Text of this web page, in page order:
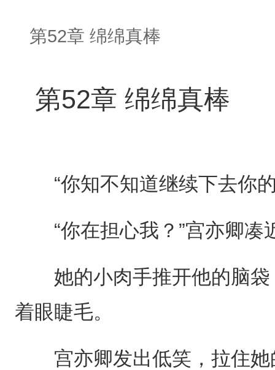
第52章 绵绵真棒
第52章 绵绵真棒
“你知不知道继续下去你的
“你在担心我？”宫亦卿凑
她的小肉手推开他的脑袋
着眼睫毛。
宫亦卿发出低笑，拉住她